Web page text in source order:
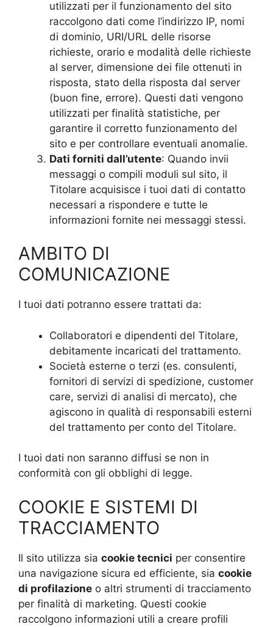
utilizzati per il funzionamento del sito
raccolgono dati come l’indirizzo IP, nomi
di dominio, URI/URL delle risorse
richieste, orario e modalità delle richieste
al server, dimensione dei file ottenuti in
risposta, stato della risposta dal server
(buon fine, errore). Questi dati vengono
utilizzati per finalità statistiche, per
garantire il corretto funzionamento del
sito e per controllare eventuali anomalie.
Dati forniti dall’utente: Quando invii
messaggi o compili moduli sul sito, il
Titolare acquisisce i tuoi dati di contatto
necessari a rispondere e tutte le
informazioni fornite nei messaggi stessi.
AMBITO DI
COMUNICAZIONE
I tuoi dati potranno essere trattati da:
Collaboratori e dipendenti del Titolare,
debitamente incaricati del trattamento.
Società esterne o terzi (es. consulenti,
fornitori di servizi di spedizione, customer
care, servizi di analisi di mercato), che
agiscono in qualità di responsabili esterni
del trattamento per conto del Titolare.
I tuoi dati non saranno diffusi se non in
conformità con gli obblighi di legge.
COOKIE E SISTEMI DI
TRACCIAMENTO
Il sito utilizza sia cookie tecnici per consentire
una navigazione sicura ed efficiente, sia cookie
di profilazione o altri strumenti di tracciamento
per finalità di marketing. Questi cookie
raccolgono informazioni utili a creare profili